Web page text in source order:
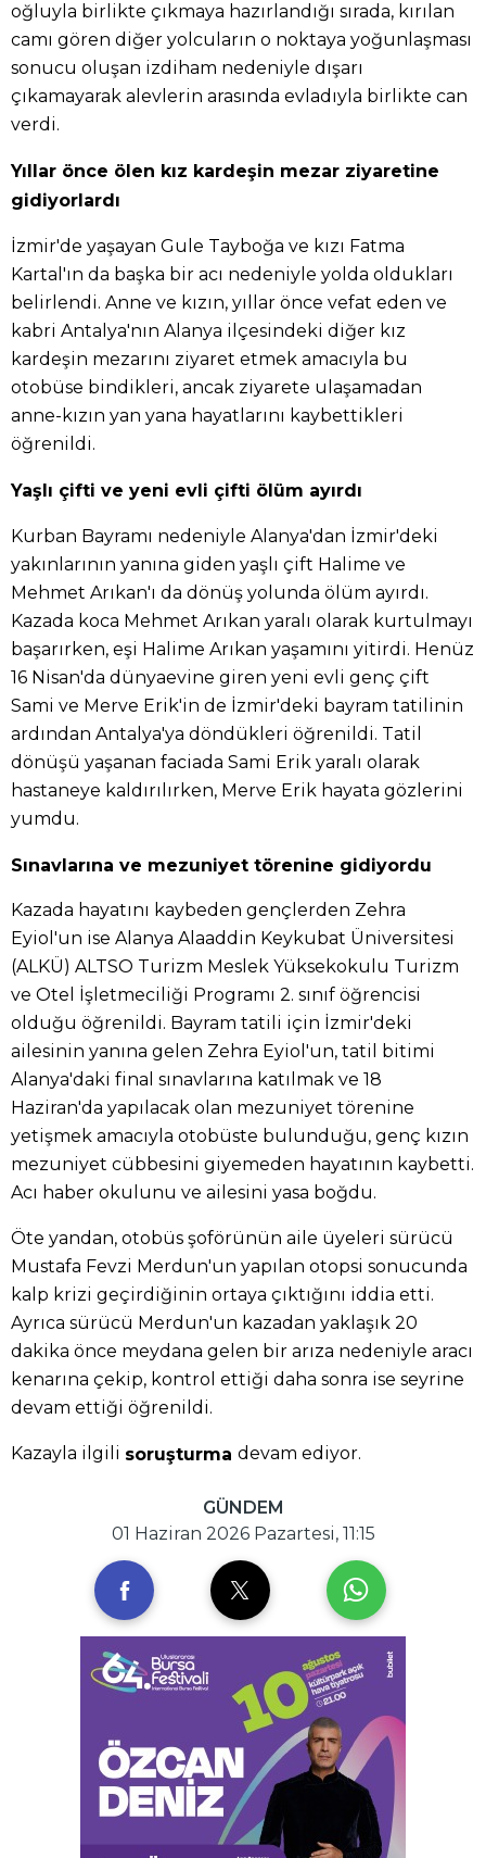
oğluyla birlikte çıkmaya hazırlandığı sırada, kırılan
camı gören diğer yolcuların o noktaya yoğunlaşması
sonucu oluşan izdiham nedeniyle dışarı
çıkamayarak alevlerin arasında evladıyla birlikte can
verdi.
Yıllar önce ölen kız kardeşin mezar ziyaretine
gidiyorlardı
İzmir'de yaşayan Gule Tayboğa ve kızı Fatma
Kartal'ın da başka bir acı nedeniyle yolda oldukları
belirlendi. Anne ve kızın, yıllar önce vefat eden ve
kabri Antalya'nın Alanya ilçesindeki diğer kız
kardeşin mezarını ziyaret etmek amacıyla bu
otobüse bindikleri, ancak ziyarete ulaşamadan
anne-kızın yan yana hayatlarını kaybettikleri
öğrenildi.
Yaşlı çifti ve yeni evli çifti ölüm ayırdı
Kurban Bayramı nedeniyle Alanya'dan İzmir'deki
yakınlarının yanına giden yaşlı çift Halime ve
Mehmet Arıkan'ı da dönüş yolunda ölüm ayırdı.
Kazada koca Mehmet Arıkan yaralı olarak kurtulmayı
başarırken, eşi Halime Arıkan yaşamını yitirdi. Henüz
16 Nisan'da dünyaevine giren yeni evli genç çift
Sami ve Merve Erik'in de İzmir'deki bayram tatilinin
ardından Antalya'ya döndükleri öğrenildi. Tatil
dönüşü yaşanan faciada Sami Erik yaralı olarak
hastaneye kaldırılırken, Merve Erik hayata gözlerini
yumdu.
Sınavlarına ve mezuniyet törenine gidiyordu
Kazada hayatını kaybeden gençlerden Zehra
Eyiol'un ise Alanya Alaaddin Keykubat Üniversitesi
(ALKÜ) ALTSO Turizm Meslek Yüksekokulu Turizm
ve Otel İşletmeciliği Programı 2. sınıf öğrencisi
olduğu öğrenildi. Bayram tatili için İzmir'deki
ailesinin yanına gelen Zehra Eyiol'un, tatil bitimi
Alanya'daki final sınavlarına katılmak ve 18
Haziran'da yapılacak olan mezuniyet törenine
yetişmek amacıyla otobüste bulunduğu, genç kızın
mezuniyet cübbesini giyemeden hayatının kaybetti.
Acı haber okulunu ve ailesini yasa boğdu.
Öte yandan, otobüs şoförünün aile üyeleri sürücü
Mustafa Fevzi Merdun'un yapılan otopsi sonucunda
kalp krizi geçirdiğinin ortaya çıktığını iddia etti.
Ayrıca sürücü Merdun'un kazadan yaklaşık 20
dakika önce meydana gelen bir arıza nedeniyle aracı
kenarına çekip, kontrol ettiği daha sonra ise seyrine
devam ettiği öğrenildi.
Kazayla ilgili soruşturma devam ediyor.
GÜNDEM
01 Haziran 2026 Pazartesi, 11:15